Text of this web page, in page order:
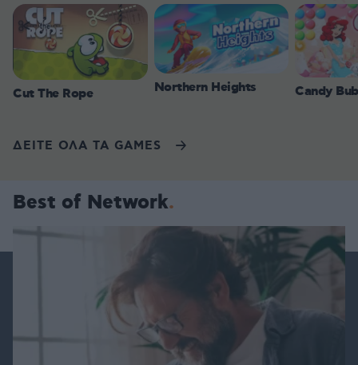
Cut The Rope Northern Heights Candy
ΔΕΙΤΕ ΟΛΑ ΤΑ GAMES
Best of Network